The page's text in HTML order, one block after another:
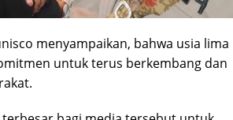
menyampaikan, bahwa usia lima
untuk terus berkembang dan